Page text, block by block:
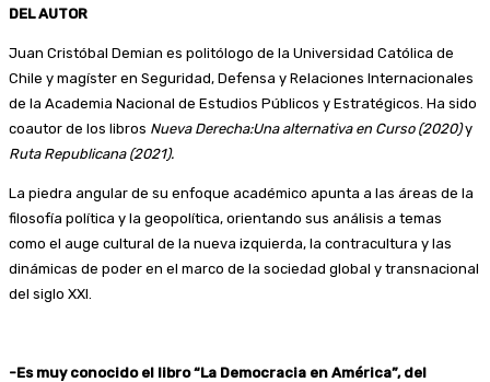
DEL AUTOR
Juan Cristóbal Demian es politólogo de la Universidad Católica de
Chile y magíster en Seguridad, Defensa y Relaciones Internacionales
de la Academia Nacional de Estudios Públicos y Estratégicos. Ha sido
coautor de los libros Nueva Derecha:Una alternativa en Curso (2020)y
Ruta Republicana (2021).
La piedra angular de su enfoque académico apunta a las áreas de la
filosofía política y la geopolítica, orientando sus análisis a temas
como el auge cultural de la nueva izquierda, la contracultura y las
dinámicas de poder en el marco de la sociedad global y transnacional
del siglo XXI.
-Es muy conocido el libro “La Democracia en América”, del